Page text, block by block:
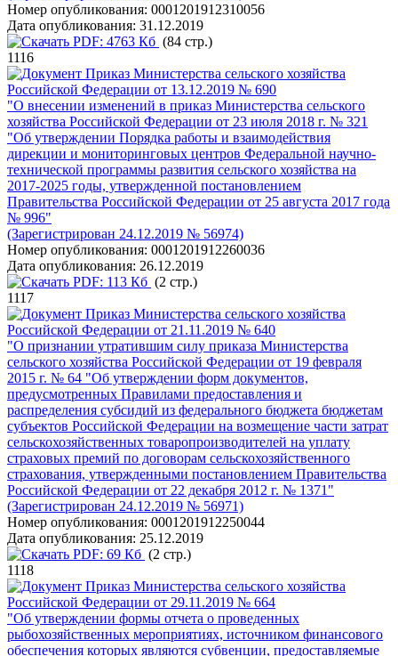
Номер опубликования: 0001201912310056
Дата опубликования: 31.12.2019
PDF: 4763 Кб (84 стр.)
1116
Приказ Министерства сельского хозяйства
Российской Федерации от 13.12.2019 № 690
"О внесении изменений в приказ Министерства сельского
хозяйства Российской Федерации от 23 июля 2018 г. № 321
"Об утверждении Порядка работы и взаимодействия
дирекции и мониторинговых центров Федеральной научно-
технической программы развития сельского хозяйства на
2017-2025 годы, утвержденной постановлением
Правительства Российской Федерации от 25 августа 2017 года
№ 996"
(Зарегистрирован 24.12.2019 № 56974)
Номер опубликования: 0001201912260036
Дата опубликования: 26.12.2019
PDF: 113 Кб (2 стр.)
1117
Приказ Министерства сельского хозяйства
Российской Федерации от 21.11.2019 № 640
"О признании утратившим силу приказа Министерства
сельского хозяйства Российской Федерации от 19 февраля
2015 г. № 64 "Об утверждении форм документов,
предусмотренных Правилами предоставления и
распределения субсидий из федерального бюджета бюджетам
субъектов Российской Федерации на возмещение части затрат
сельскохозяйственных товаропроизводителей на уплату
страховых премий по договорам сельскохозяйственного
страхования, утвержденными постановлением Правительства
Российской Федерации от 22 декабря 2012 г. № 1371"
(Зарегистрирован 24.12.2019 № 56971)
Номер опубликования: 0001201912250044
Дата опубликования: 25.12.2019
PDF: 69 Кб (2 стр.)
1118
Приказ Министерства сельского хозяйства
Российской Федерации от 29.11.2019 № 664
"Об утверждении формы отчета о проведенных
рыбохозяйственных мероприятиях, источником финансового
обеспечения которых являются субвенции, предоставляемые